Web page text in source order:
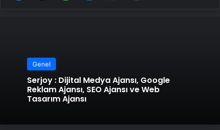
Genel
Serjoy : Dijital Medya Ajansı, Google
Reklam Ajansı, SEO Ajansı ve Web
Tasarım Ajansı